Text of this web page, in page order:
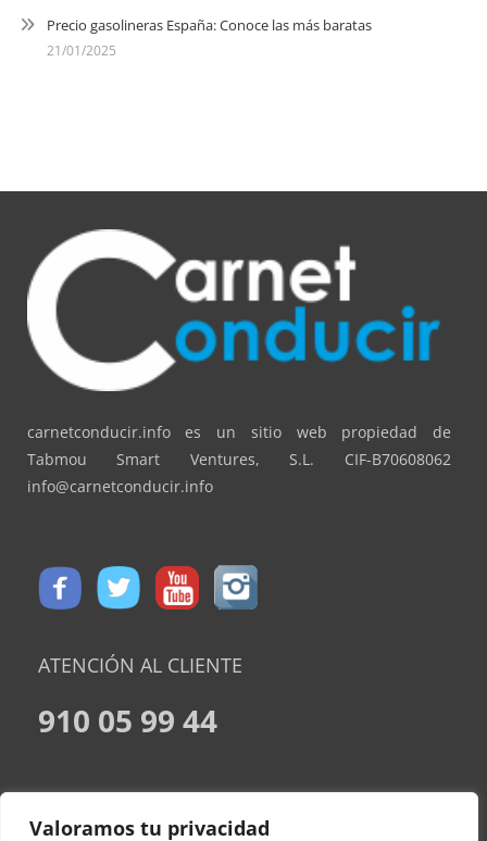
Valoramos tu privacidad
Precio gasolineras España: Conoce las más baratas
21/01/2025
carnetconducir.info es un sitio web propiedad de
Tabmou Smart Ventures, S.L. CIF-B70608062
info@carnetconducir.info
ATENCIÓN AL CLIENTE
910 05 99 44